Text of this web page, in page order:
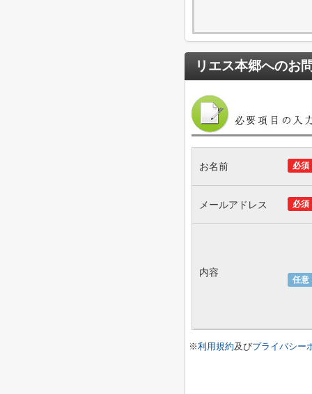
リエス本郷へのお
必須
お名前
必須
メールアドレス
任意
内容
※利用規約及びプライバシー